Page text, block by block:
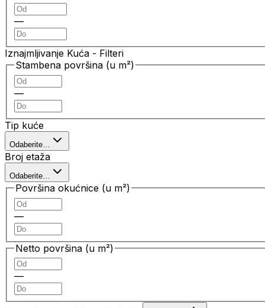
—
Iznajmljivanje Kuća - Filteri
Stambena površina (u m²)
—
Tip kuće
Odaberite…
Broj etaža
Odaberite…
Površina okućnice (u m²)
—
Netto površina (u m²)
—